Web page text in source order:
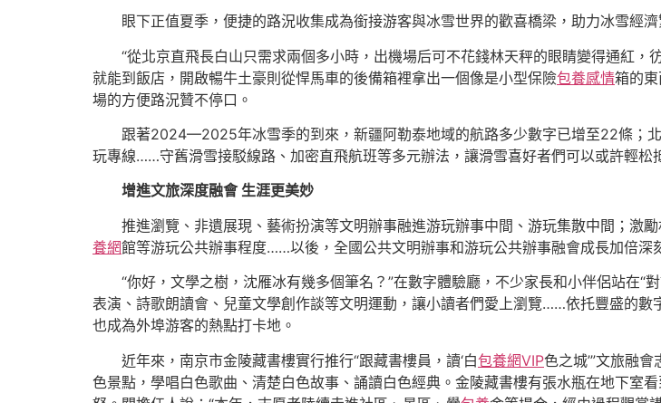
眼下正值夏季，便捷的路況收集成為銜接游客與冰雪世界的歡喜橋梁，助力冰雪經濟
“從北京直飛長白山只需求兩個多小時，出機場后可不花錢林天秤的眼睛變得通紅
就能到飯店，開啟暢牛土豪則從悍馬車的後備箱裡拿出一個像是小型保險包養感情箱的
場的方便路況贊不停口。
跟著2024—2025年冰雪季的到來，新疆阿勒泰地域的航路多少數字已增至22條；
玩專線……守舊滑雪接駁線路、加密直飛航班等多元辦法，讓滑雪喜好者們可以或許輕松
增進文旅深度融會 生涯更美妙
推進瀏覽、非遺展現、藝術扮演等文明辦事融進游玩辦事中間、游玩集散中間；激
養網館等游玩公共辦事程度……以後，全國公共文明辦事和游玩公共辦事融會成長加倍深
“你好，文學之樹，沈雁冰有幾多個筆名？”在數字體驗廳，不少家長和小伴侶站在“
表演、詩歌朗讀會、兒童文學創作談等文明運動，讓小讀者們愛上瀏覽……依托豐盛的數
也成為外埠游客的熱點打卡地。
近年來，南京市金陵藏書樓實行推行“跟藏書樓員，讀‘白包養網VIP色之城’”文旅融
色景點，學唱白色歌曲、清楚白色故事、誦讀白色經典。金陵藏書樓有張水瓶在地下室